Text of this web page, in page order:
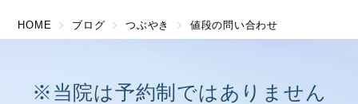
HOME ブログ つぶやき 値段の問い合わせ
※当院は予約制ではありません